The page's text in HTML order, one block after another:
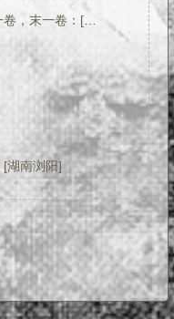
沩宁延陵吴氏三修族谱: 八卷，首一卷，末一卷：[湖南宁乡]
湖南浏阳]